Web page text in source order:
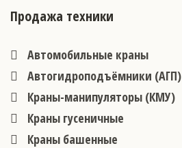
Продажа техники
Автомобильные краны
Автогидроподъёмники (АГП)
Краны-манипуляторы (КМУ)
Краны гусеничные
Краны башенные